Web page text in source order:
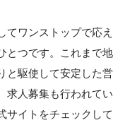
てワンストップで応え
とつです。これまで地
と駆使して安定した営
求人募集も行われてい
サイトをチェックして